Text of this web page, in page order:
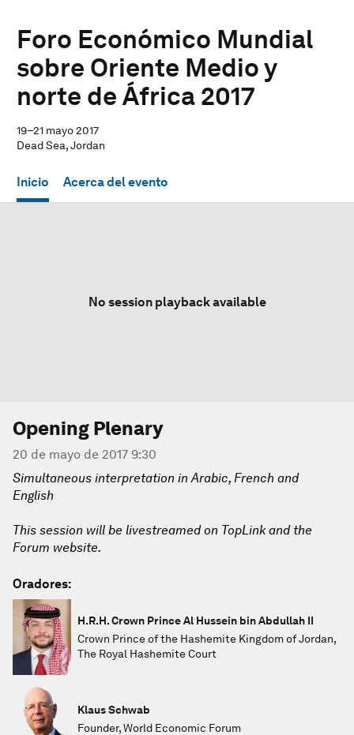
Foro Económico Mundial
sobre Oriente Medio y
norte de África 2017
19–21 mayo 2017
Dead Sea, Jordan
Inicio Acerca del evento
No session playback available
Opening Plenary
20 de mayo de 2017 9:30
Simultaneous interpretation in Arabic, French and
English
This session will be livestreamed on TopLink and the
Forum website.
Oradores:
H.R.H. Crown Prince Al Hussein bin Abdullah II
Crown Prince of the Hashemite Kingdom of Jordan,
The Royal Hashemite Court
Klaus Schwab
Founder, World Economic Forum